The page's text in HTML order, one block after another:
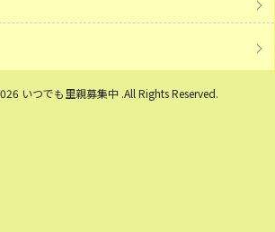
いつでも里親募集中 .All Rights Reserved.